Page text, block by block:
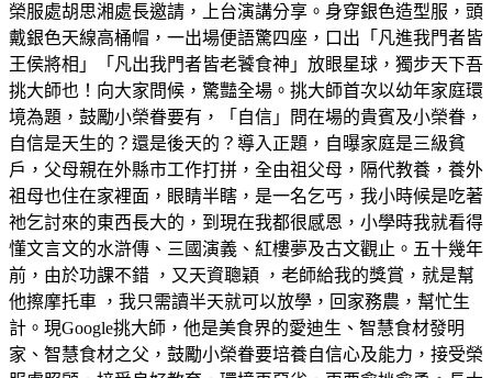
榮服處胡思湘處長邀請，上台演講分享。身穿銀色造型服，頭
戴銀色天線高桶帽，一出場便語驚四座，口出「凡進我門者皆
王侯將相」「凡出我門者皆老饕食神」放眼星球，獨步天下吾
挑大師也！向大家問候，驚豔全場。挑大師首次以幼年家庭環
境為題，鼓勵小榮眷要有，「自信」問在場的貴賓及小榮眷，
自信是天生的？還是後天的？導入正題，自曝家庭是三級貧
戶，父母親在外縣市工作打拼，全由祖父母，隔代教養，養外
祖母也住在家裡面，眼睛半瞎，是一名乞丐，我小時候是吃著
祂乞討來的東西長大的，到現在我都很感恩，小學時我就看得
懂文言文的水滸傳、三國演義、紅樓夢及古文觀止。五十幾年
前，由於功課不錯 ，又天資聰穎 ，老師給我的獎賞，就是幫
他擦摩托車 ，我只需讀半天就可以放學，回家務農，幫忙生
計。現Google挑大師，他是美食界的愛迪生、智慧食材發明
家、智慧食材之父，鼓勵小榮眷要培養自信心及能力，接受榮